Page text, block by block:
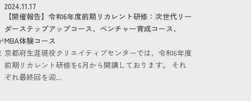
2024.11.17
【開催報告】令和6年度前期リカレント研修：次世代リー
ダーステップアップコース、ベンチャー育成コース、
MBA体験コース
京都府生涯現役クリエイティブセンターでは、令和6年度
前期リカレント研修を6月から開講しております。 それ
ぞれ最終回を迎…